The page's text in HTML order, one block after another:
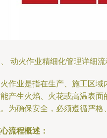
动火作业精细化管理详细流
作业是指在生产、施工区
产生火焰、火花或高温表
为确保安全，必须遵循严格
流程概述：